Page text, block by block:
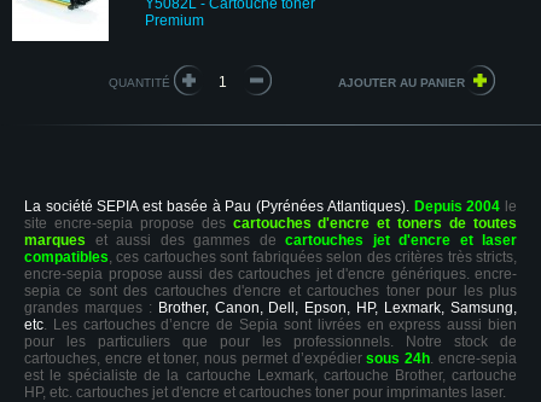
Y5082L - Cartouche toner
Premium
QUANTITÉ
La société SEPIA est basée à Pau (Pyrénées Atlantiques). Depuis 2004 le
site encre-sepia propose des cartouches d'encre et toners de toutes
marques et aussi des gammes de cartouches jet d'encre et laser
compatibles, ces cartouches sont fabriquées selon des critères très stricts,
encre-sepia propose aussi des cartouches jet d'encre génériques. encre-
sepia ce sont des cartouches d'encre et cartouches toner pour les plus
grandes marques : Brother, Canon, Dell, Epson, HP, Lexmark, Samsung,
etc. Les cartouches d’encre de Sepia sont livrées en express aussi bien
pour les particuliers que pour les professionnels. Notre stock de
cartouches, encre et toner, nous permet d’expédiersous 24h. encre-sepia
est le spécialiste de la cartouche Lexmark, cartouche Brother, cartouche
HP, etc. cartouches jet d'encre et cartouches toner pour imprimantes laser.